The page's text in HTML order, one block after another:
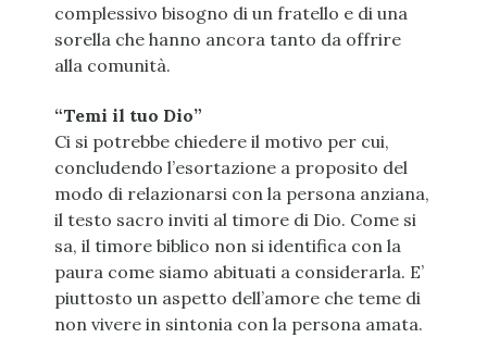
complessivo bisogno di un fratello e di una
sorella che hanno ancora tanto da offrire
alla comunità.
“Temi il tuo Dio”
Ci si potrebbe chiedere il motivo per cui,
concludendo l’esortazione a proposito del
modo di relazionarsi con la persona anziana,
il testo sacro inviti al timore di Dio. Come si
sa, il timore biblico non si identifica con la
paura come siamo abituati a considerarla. E’
piuttosto un aspetto dell’amore che teme di
non vivere in sintonia con la persona amata.